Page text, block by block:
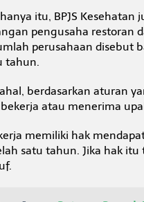
hanya itu, BPJS
pengusaha restoran
perusahaan disebut
tahun.
berdasarkan aturan
atau menerima
memiliki hak
satu tahun. Jika hak